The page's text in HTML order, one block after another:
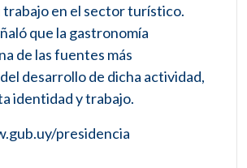
trabajo en el sector turístico.
que la gastronomía
de las fuentes más
desarrollo de dicha actividad,
identidad y trabajo.
presidencia